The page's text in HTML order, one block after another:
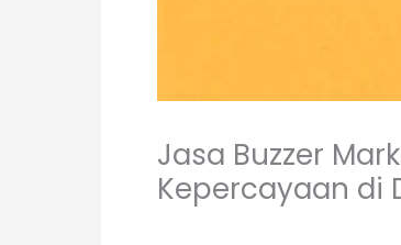
Jasa Buzzer
Kepercayaan di